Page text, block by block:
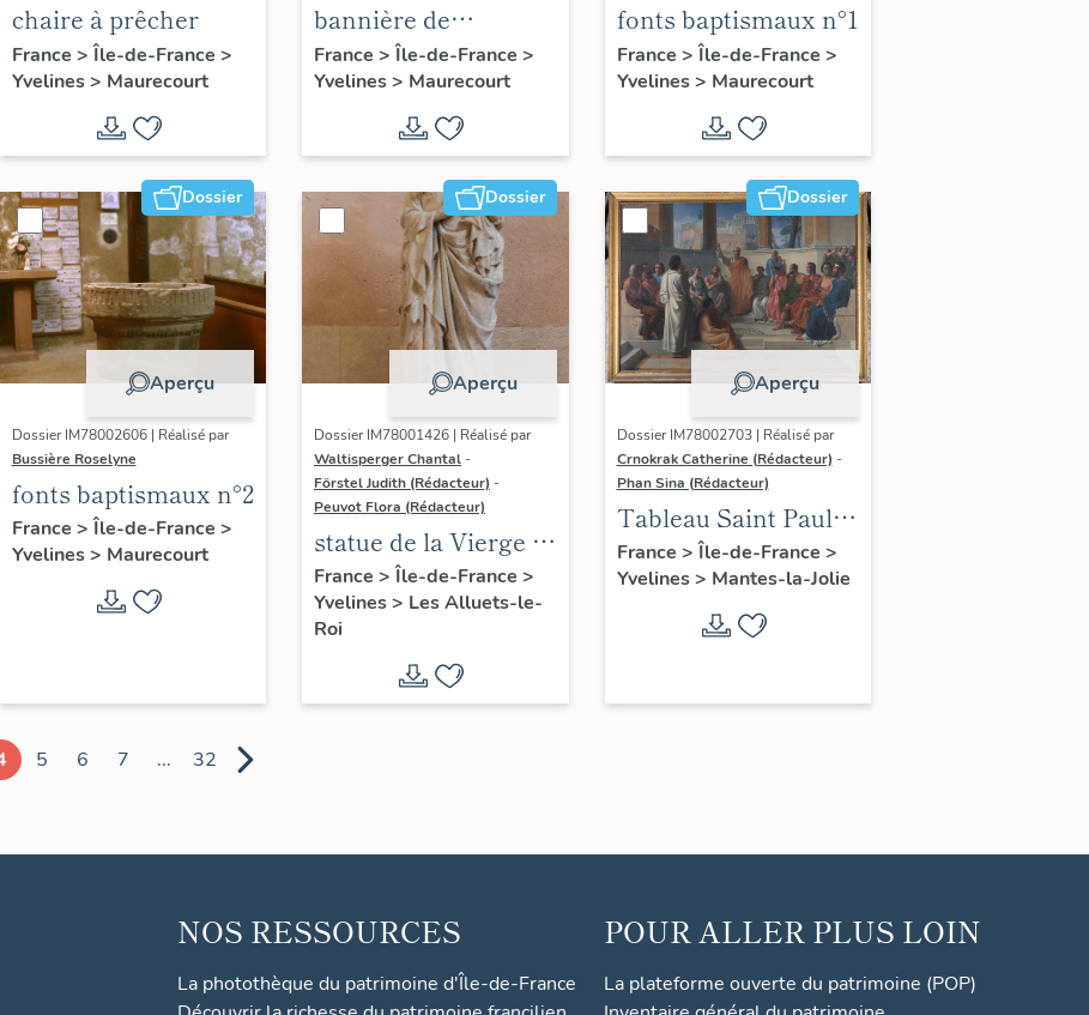
chaire à prêcher
France > Île-de-France >
Yvelines> Maurecourt
bannière de
procession de la
congrégation des
Enfants de Marie
France > Île-de-France >
Yvelines> Maurecourt
fonts baptismaux n°1
France > Île-de-France >
Yvelines> Maurecourt
Dossier
Aperçu
Dossier IM78002606 | Réalisé par
Bussière Roselyne
fonts baptismaux n°2
France > Île-de-France >
Yvelines> Maurecourt
Dossier
Aperçu
Dossier IM78001426 | Réalisé par
Waltisperger Chantal -
Förstel Judith (Rédacteur) -
Peuvot Flora (Rédacteur)
statue de la Vierge à
l'Enfant, calcaire,
XIVe siècle
France > Île-de-France >
Yvelines> Les Alluets-le-
Roi
Dossier
Aperçu
Dossier IM78002703 | Réalisé par
Crnokrak Catherine (Rédacteur) -
Phan Sina (Rédacteur)
Tableau Saint Paul à
Athènes
France > Île-de-France >
Yvelines> Mantes-la-Jolie
5 6 7 ... 32
NOS RESSOURCES
La photothèque du patrimoine d'Île-de-France
POUR ALLER PLUS LOIN
La plateforme ouverte du patrimoine (POP)